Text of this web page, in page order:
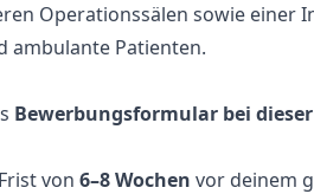
Operationssälen sowie einer
ambulante Patienten.
Bewerbungsformular bei
von 6–8 Wochen vor deinem